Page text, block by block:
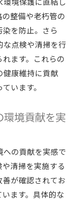
整備や老朽管の
を防止。さら
な点検や清掃を行
ます。これらの
健康維持に貢献
います。
境貢献を実
の貢献を実感で
清掃を実施する
善が確認されてお
ます。具体的な